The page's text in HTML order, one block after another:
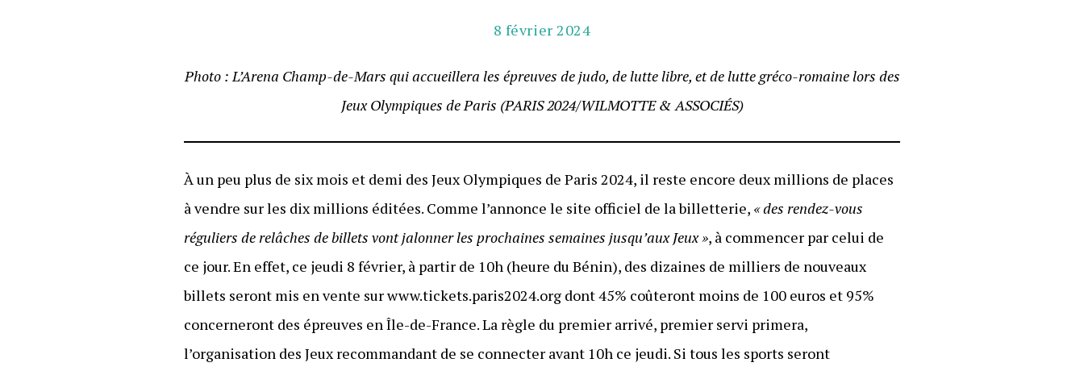
8 février 2024
Photo : L’Arena Champ-de-Mars qui accueillera les épreuves de judo, de lutte libre, et de lutte gréco-romaine lors des
Jeux Olympiques de Paris (PARIS 2024/WILMOTTE & ASSOCIÉS)
À un peu plus de six mois et demi des Jeux Olympiques de Paris 2024, il reste encore deux millions de places
à vendre sur les dix millions éditées. Comme l’annonce le site officiel de la billetterie, « des rendez-vous
réguliers de relâches de billets vont jalonner les prochaines semaines jusqu’aux Jeux », à commencer par celui de
ce jour. En effet, ce jeudi 8 février, à partir de 10h (heure du Bénin), des dizaines de milliers de nouveaux
billets seront mis en vente sur www.tickets.paris2024.org dont 45% coûteront moins de 100 euros et 95%
concerneront des épreuves en Île-de-France. La règle du premier arrivé, premier servi primera,
l’organisation des Jeux recommandant de se connecter avant 10h ce jeudi. Si tous les sports seront